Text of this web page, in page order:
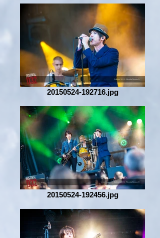
20150524-192716.jpg
20150524-192456.jpg